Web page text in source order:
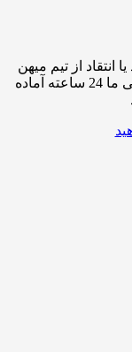
از تیم میهن
وبمستر با ما تماس بگیرید.کارشناسان پشتیبانی ما 24 ساعته آماده